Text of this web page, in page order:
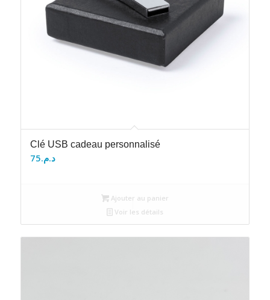
Clé USB cadeau personnalisé
د.م.75
Ajouter au panier
Voir les détails